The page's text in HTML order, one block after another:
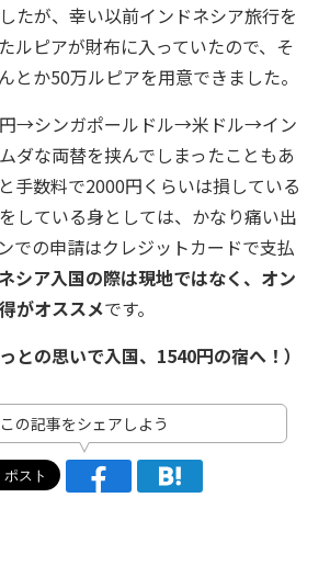
たが、幸い以前インドネシア旅行を
ルピアが財布に入っていたので、そ
とか50万ルピアを用意できました。
→シンガポールドル→米ドル→イン
ダな両替を挟んでしまったこともあ
手数料で2000円くらいは損している
している身としては、かなり痛い出
での申請はクレジットカードで支払
シア入国の際は現地ではなく、オン
がオススメです。
との思いで入国、1540円の宿へ！）
この記事をシェアしよう